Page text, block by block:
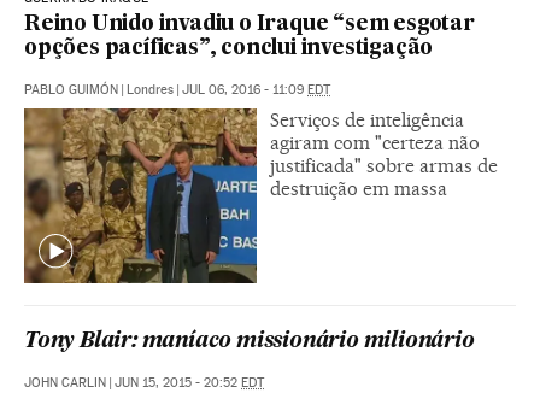
Reino Unido invadiu o Iraque “sem esgotar
opções pacíficas”, conclui investigação
PABLO GUIMÓN | Londres | JUL 06, 2016 - 11:09 EDT
Serviços de inteligência
agiram com "certeza não
justificada" sobre armas de
destruição em massa
Tony Blair: maníaco missionário milionário
JOHN CARLIN | JUN 15, 2015 - 20:52 EDT